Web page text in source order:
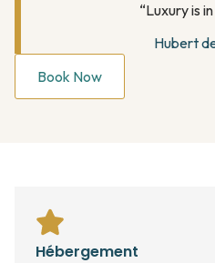
“Luxury is
Hubert
Book Now
Hébergement